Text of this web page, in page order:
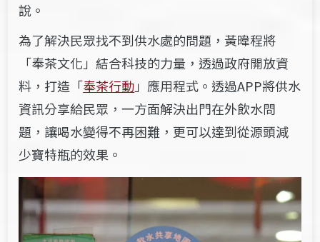
說。
為了解決民眾找不到供水處的問題，黃暐程將
「奉茶文化」結合科技的力量，透過政府開放資
料，打造「奉茶行動」應用程式。透過APP將供水
資訊分享給民眾，一方面解決出門在外飲水問
題，讓喝水變得不再困難，更可以達到從源頭減
少寶特瓶的效果。